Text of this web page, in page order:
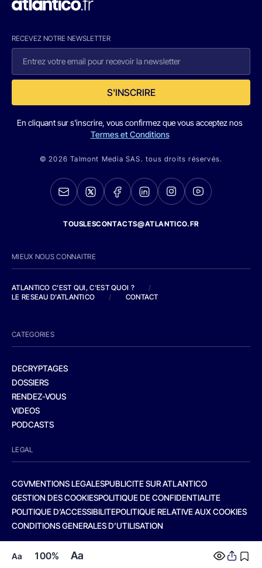
Aa 100% Aa
RECEVEZ NOTRE NEWSLETTER
S'INSCRIRE
En cliquant sur s'inscrire, vous confirmez que vous acceptez nos
Termes et Conditions
© 2026 Talmont Media SAS. tous droits réservés.
TOUSLESCONTACTS@ATLANTICO.FR
MIEUX NOUS CONNAITRE
ATLANTICO C'EST QUI, C'EST QUOI ?
/
LE RESEAU D'ATLANTICO
/ CONTACT
CATEGORIES
DECRYPTAGES
DOSSIERS
RENDEZ-VOUS
VIDEOS
PODCASTS
LEGAL
CGVMENTIONS LEGALESPUBLICITE SUR ATLANTICO
GESTION DES COOKIESPOLITIQUE DE CONFIDENTIALITE
POLITIQUE D’ACCESSIBILITEPOLITIQUE RELATIVE AUX COOKIES
CONDITIONS GENERALES D’UTILISATION